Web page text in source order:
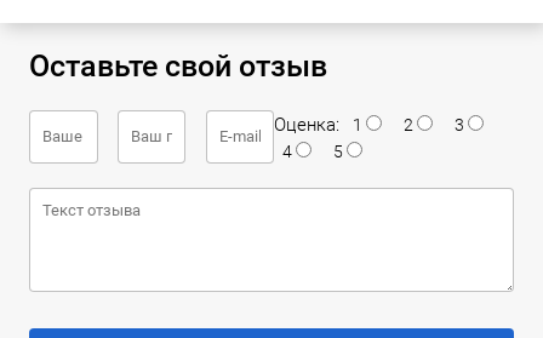
Оставьте свой отзыв
Оценка: 1 2
3
4
5